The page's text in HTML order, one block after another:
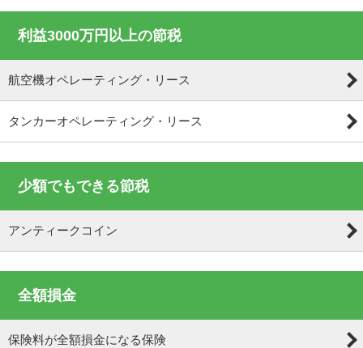
利益3000万円以上の節税
航空機オペレーティング・リース
タンカーオペレーティング・リース
少額でもできる節税
アンティークコイン
全額損金
保険料が全額損金になる保険